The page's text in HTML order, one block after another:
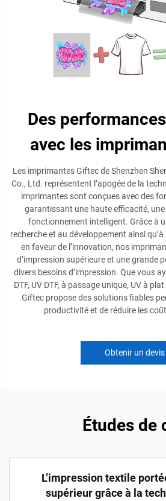
Des
avec les
Les imprimantes Giftec de Shenzhen
Co., Ltd. représentent l’apogée de la
imprimantes sont conçues avec des
garantissant une haute efficacité,
fonctionnement intelligent. Grâce à
recherche et au développement ainsi
en faveur de l’innovation, nos
d’impression supérieure et une grande
divers besoins d’impression. Que vous
DTF, UV DTF, à passage unique, UV à
Giftec propose des solutions fiables
productivité et de réduire les
Obtenir un devis
Études de
L’impression textile
supérieur grâce à la